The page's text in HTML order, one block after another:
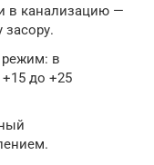
в канализацию —
режим: в
до +25